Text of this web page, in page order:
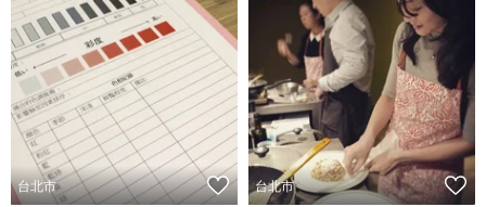
台北市 台北市